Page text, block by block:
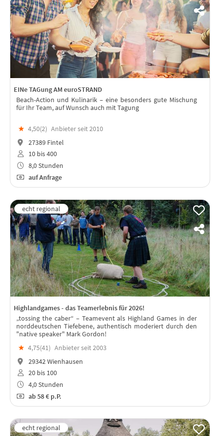
EINe TAGung AM euroSTRAND
Beach-Action und Kulinarik – eine besonders gute Mischung
für Ihr Team, auf Wunsch auch mit Tagung
★ 4,50(2) Anbieter seit 2010
27389 Fintel
10 bis 400
8,0 Stunden
auf Anfrage
Highlandgames - das Teamerlebnis für 2026!
„tossing the caber“ – Teamevent als Highland Games in der
norddeutschen Tiefebene, authentisch moderiert durch den
"native speaker" Mark Gordon!
★ 4,75(41) Anbieter seit 2003
29342 Wienhausen
20 bis 100
4,0 Stunden
ab58 € p.P.